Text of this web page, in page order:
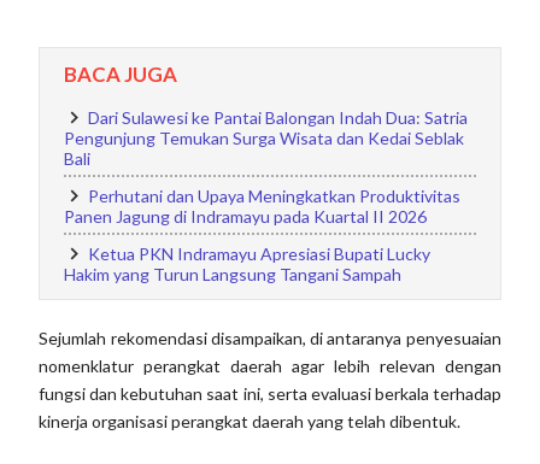
BACA JUGA
Dari Sulawesi ke Pantai Balongan Indah Dua: Satria
Pengunjung Temukan Surga Wisata dan Kedai Seblak
Bali
Perhutani dan Upaya Meningkatkan Produktivitas
Panen Jagung di Indramayu pada Kuartal II 2026
Ketua PKN Indramayu Apresiasi Bupati Lucky
Hakim yang Turun Langsung Tangani Sampah
Sejumlah rekomendasi disampaikan, di antaranya penyesuaian
nomenklatur perangkat daerah agar lebih relevan dengan
fungsi dan kebutuhan saat ini, serta evaluasi berkala terhadap
kinerja organisasi perangkat daerah yang telah dibentuk.